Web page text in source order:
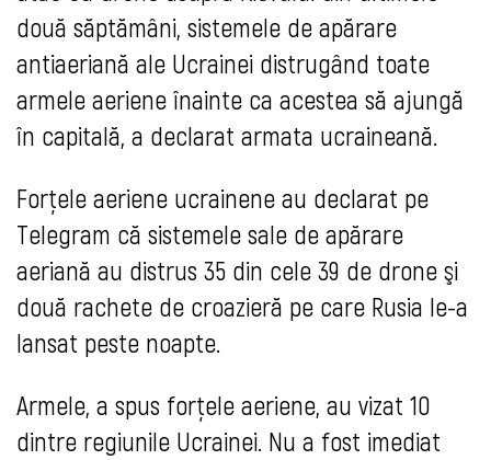
două săptămâni, sistemele de apărare
antiaeriană ale Ucrainei distrugând toate
armele aeriene înainte ca acestea să ajungă
în capitală, a declarat armata ucraineană.
Forţele aeriene ucrainene au declarat pe
Telegram că sistemele sale de apărare
aeriană au distrus 35 din cele 39 de drone şi
două rachete de croazieră pe care Rusia le-a
lansat peste noapte.
Armele, a spus forţele aeriene, au vizat 10
dintre regiunile Ucrainei. Nu a fost imediat